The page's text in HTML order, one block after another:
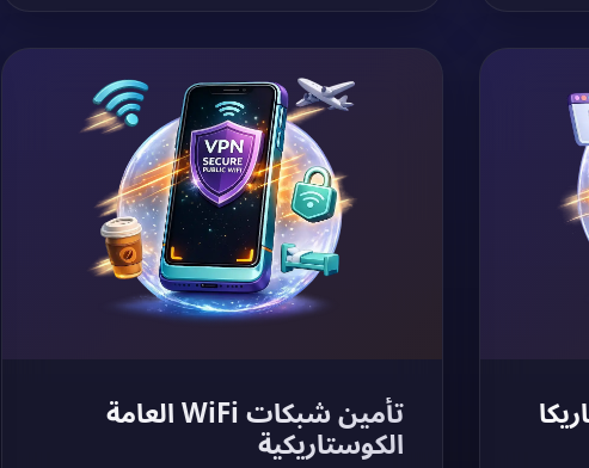
تأمين شبكات WiFi العامة
الكوستاريكية